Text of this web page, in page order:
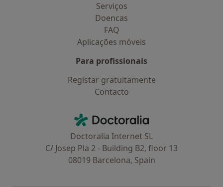
Serviços
Doencas
FAQ
Aplicações móveis
Para profissionais
Registar gratuitamente
Contacto
Doctoralia - Homepage
Doctoralia Internet SL
C/ Josep Pla 2 - Building B2, floor 13
08019 Barcelona, Spain